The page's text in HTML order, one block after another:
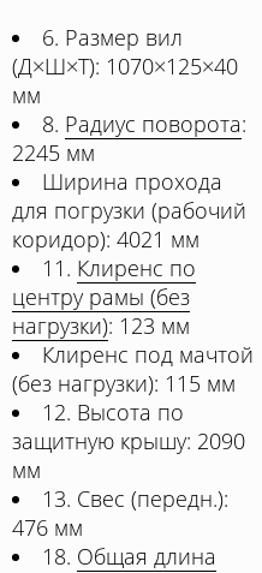
6. Размер вил
(Д×Ш×Т): 1070×125×40
мм
8. Радиус поворота:
2245 мм
Ширина прохода
для погрузки (рабочий
коридор): 4021 мм
11. Клиренс по
центру рамы (без
нагрузки): 123 мм
Клиренс под мачтой
(без нагрузки): 115 мм
12. Высота по
защитную крышу: 2090
мм
13. Свес (передн.):
476 мм
18. Общая длина